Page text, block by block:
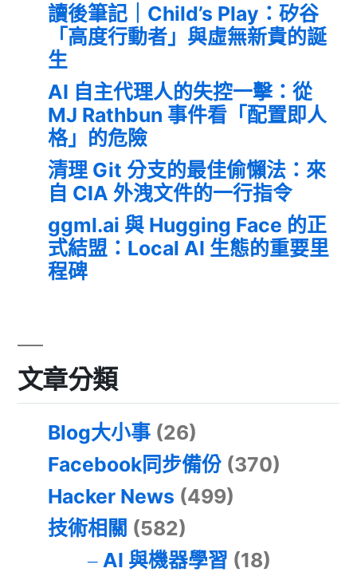
讀後筆記｜Child’s Play：矽谷
「高度行動者」與虛無新貴的誕
生
AI 自主代理人的失控一擊：從
MJ Rathbun 事件看「配置即人
格」的危險
清理 Git 分支的最佳偷懶法：來
自 CIA 外洩文件的一行指令
ggml.ai 與 Hugging Face 的正
式結盟：Local AI 生態的重要里
程碑
文章分類
Blog大小事 (26)
Facebook同步備份 (370)
Hacker News (499)
技術相關 (582)
AI 與機器學習 (18)